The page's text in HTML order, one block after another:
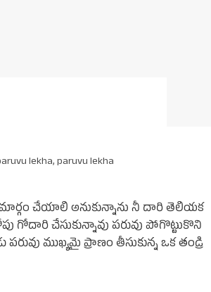
lekha,paruvu lekha
చేయాలి అనుకున్నాను నీ దారి తెలియక
చేసుకున్నావు పరువు పోగొట్టుకొని
ముఖ్యమై ప్రాణం తీసుకున్న ఒక తండ్రి